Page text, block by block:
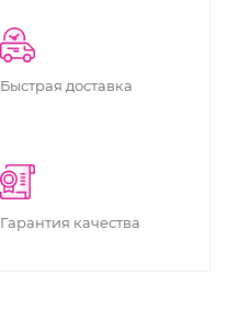
Быстрая доставка
Гарантия качества